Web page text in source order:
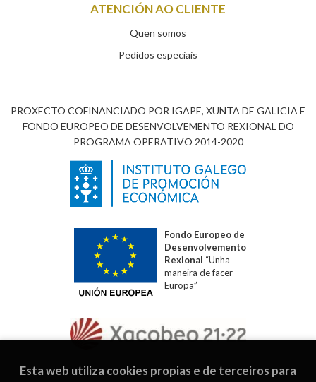
ATENCIÓN AO CLIENTE
Quen somos
Pedidos especiais
PROXECTO COFINANCIADO POR IGAPE, XUNTA DE GALICIA E
FONDO EUROPEO DE DESENVOLVEMENTO REXIONAL DO
PROGRAMA OPERATIVO 2014-2020
Fondo Europeo de
Desenvolvemento
Rexional “Unha
maneira de facer
Europa”
Esta web utiliza cookies propias e de terceiros para